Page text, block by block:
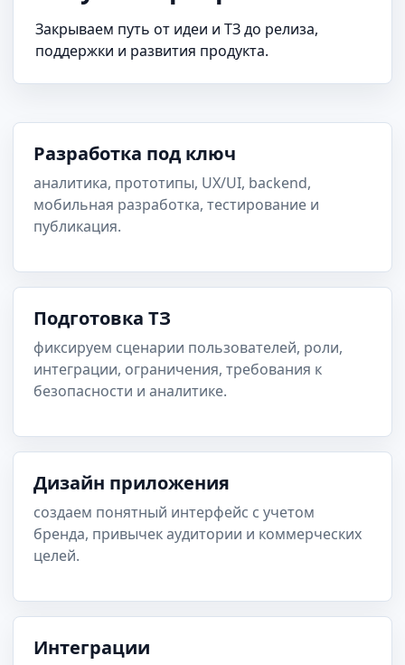
Закрываем путь от идеи и ТЗ до релиза,
поддержки и развития продукта.
Разработка под ключ
аналитика, прототипы, UX/UI, backend,
мобильная разработка, тестирование и
публикация.
Подготовка ТЗ
фиксируем сценарии пользователей, роли,
интеграции, ограничения, требования к
безопасности и аналитике.
Дизайн приложения
создаем понятный интерфейс с учетом
бренда, привычек аудитории и коммерческих
целей.
Интеграции